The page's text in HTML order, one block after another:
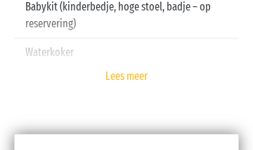
Babykit (kinderbedje, hoge stoel, badje – op
reservering)
Waterkoker
Lees meer